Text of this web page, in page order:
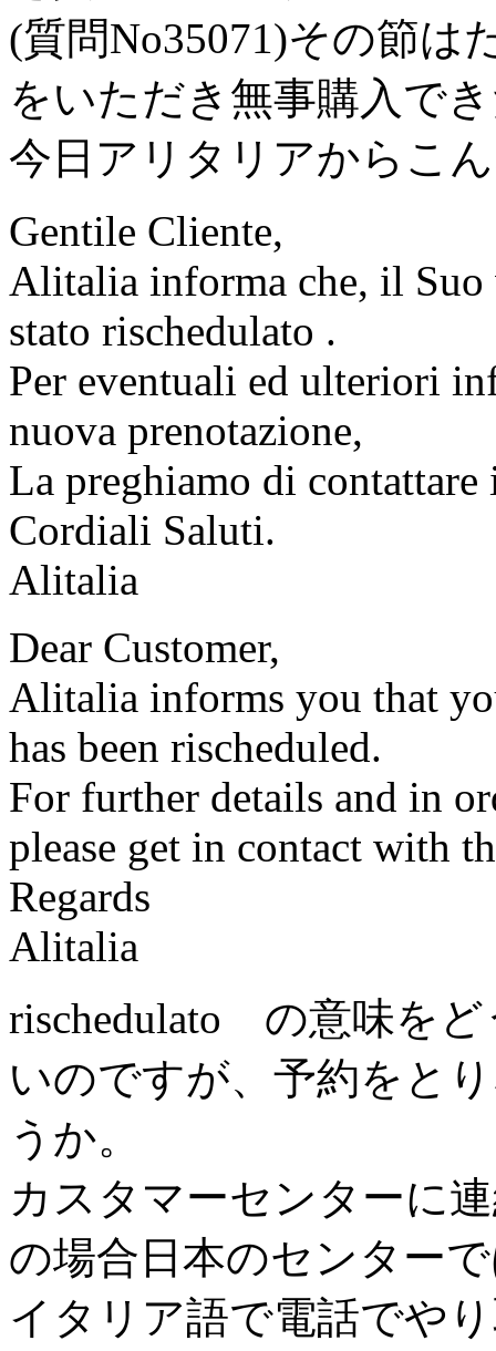
(質問No35071)その節は
をいただき無事購入で
今日アリタリアからこ
Gentile Cliente,
Alitalia informa che, il
stato rischedulato .
Per eventuali ed ulteriori
nuova prenotazione,
La preghiamo di
Cordiali Saluti.
Alitalia
Dear Customer,
Alitalia informs you that
has been rischeduled.
For further details and in
please get in contact with
Regards
Alitalia
rischedulato の意味を
いのですが、予約をと
うか。
カスタマーセンターに
の場合日本のセンター
イタリア語で電話でや